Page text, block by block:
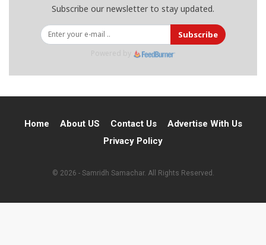
Subscribe our newsletter to stay updated.
Subscribe
Home About US Contact Us
Advertise With Us
Privacy Policy
© 2026 - Samridh Samachar. All Rights Reserved.